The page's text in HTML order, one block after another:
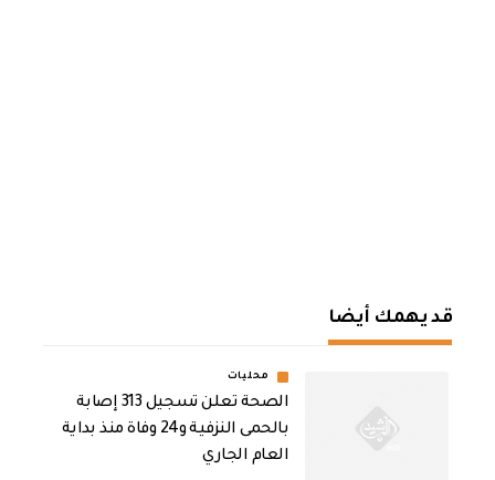
قد يهمك أيضا
محليات
الصحة تعلن تسجيل 313 إصابة
بالحمى النزفية و24 وفاة منذ بداية
العام الجاري